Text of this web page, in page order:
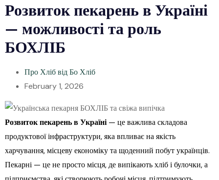
Розвиток пекарень в Україні
— можливості та роль
БОХЛІБ
Про Хліб від Бо Хліб
February 1, 2026
Розвиток пекарень в Україні— це важлива складова
продуктової інфраструктури, яка впливає на якість
харчування, місцеву економіку та щоденний побут українців.
Пекарні — це не просто місця, де випікають хліб і булочки, а